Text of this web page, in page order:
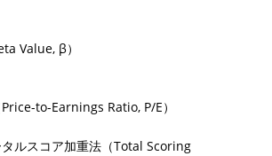
Value, β）
Price-to-Earnings Ratio, P/E）
ルスコア加重法（Total Scoring